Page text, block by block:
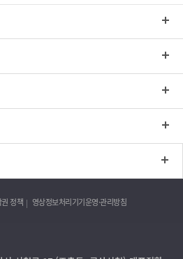
정책 영상정보처리기기운영·관리방침